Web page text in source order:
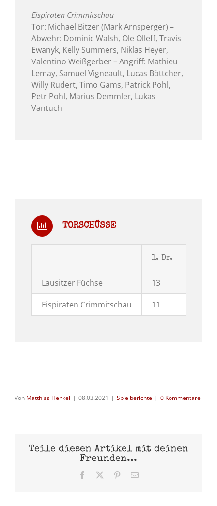
Eispiraten Crimmitschau
Tor: Michael Bitzer (Mark Arnsperger) –
Abwehr: Dominic Walsh, Ole Olleff, Travis
Ewanyk, Kelly Summers, Niklas Heyer,
Valentino Weißgerber – Angriff: Mathieu
Lemay, Samuel Vigneault, Lucas Böttcher,
Willy Rudert, Timo Gams, Patrick Pohl,
Petr Pohl, Marius Demmler, Lukas
Vantuch
TORSCHÜSSE
1. Dr.
Lausitzer Füchse 13
Eispiraten Crimmitschau 11
Von Matthias Henkel | 08.03.2021 | Spielberichte | 0 Kommentare
Teile diesen Artikel mit deinen
Freunden...
Facebook Pinterest
E-